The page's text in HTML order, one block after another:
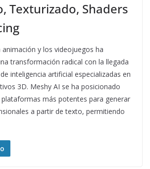
Texturizado, Shaders
animación y los videojuegos ha
transformación radical con la llegada
inteligencia artificial especializadas en
3D. Meshy AI se ha posicionado
más potentes para generar
a partir de texto, permitiendo